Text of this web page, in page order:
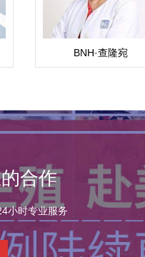
BNH·查隆宛
（Chalomkwan）
合作
小时专业服务